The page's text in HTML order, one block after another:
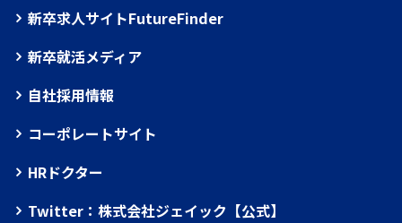
新卒求人サイトFutureFinder
新卒就活メディア
自社採用情報
コーポレートサイト
HRドクター
Twitter：株式会社ジェイック【公式】